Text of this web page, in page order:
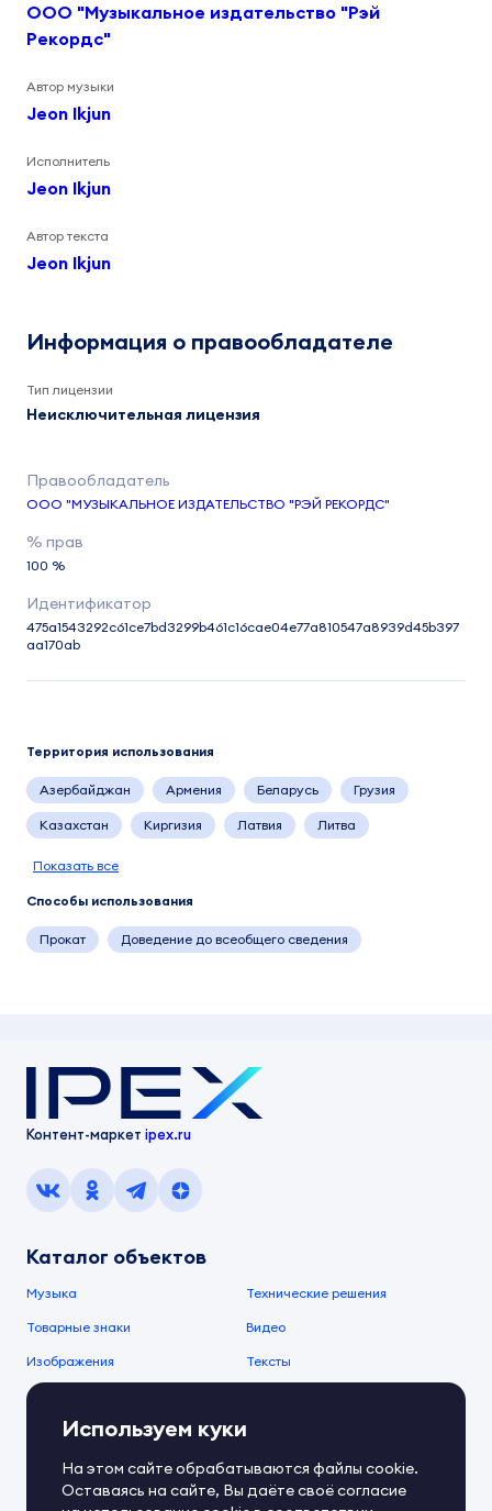
ООО "Музыкальное издательство "Рэй
Рекордс"
Автор музыки
Jeon Ikjun
Исполнитель
Jeon Ikjun
Автор текста
Jeon Ikjun
Информация о правообладателе
Тип лицензии
Неисключительная лицензия
ООО "МУЗЫКАЛЬНОЕ ИЗДАТЕЛЬСТВО "РЭЙ РЕКОРДС"
100 %
475a1543292c61ce7bd3299b461c16cae04e77a810547a8939d45b397
aa170ab
Территория использования
Азербайджан Армения Беларусь Грузия
Казахстан Киргизия Латвия Литва
Показать все
Способы использования
Прокат Доведение до всеобщего сведения
Контент-маркет ipex.ru
Каталог объектов
Музыка Технические решения
Товарные знаки Видео
Изображения Тексты
О компании
О сервисе
Документы IPEX Справочный центр
Контакты Обратная связь
Используем куки
На этом сайте обрабатываются файлы cookie.
Оставаясь на сайте, Вы даёте своё согласие